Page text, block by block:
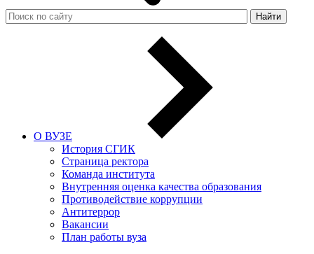
Найти
О ВУЗЕ
История СГИК
Страница ректора
Команда института
Внутренняя оценка качества образования
Противодействие коррупции
Антитеррор
Вакансии
План работы вуза